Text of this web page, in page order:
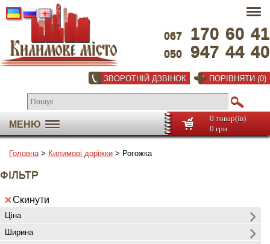
067 170 60 41
050 947 44 40
ЗВОРОТНІЙ ДЗВІНОК ПОРІВНЯТИ (0)
МЕНЮ
0 товар(ів)
0 грн
Головна> Килимовi дорiжки > Рогожка
ФІЛЬТР
Скинути
Ціна
Ширина